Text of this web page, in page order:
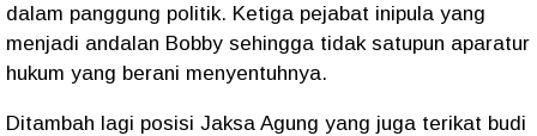
dalam panggung politik. Ketiga pejabat inipula yang
menjadi andalan Bobby sehingga tidak satupun aparatur
hukum yang berani menyentuhnya.
Ditambah lagi posisi Jaksa Agung yang juga terikat budi